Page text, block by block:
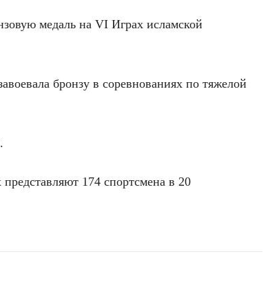
медаль на VI Играх исламской
бронзу в соревнованиях по тяжелой
174 спортсмена в 20